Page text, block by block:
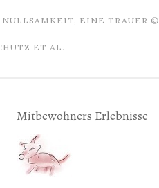
NULLSAMKEIT, EINE TRAUER ©
ET AL.
Mitbewohners Erlebnisse